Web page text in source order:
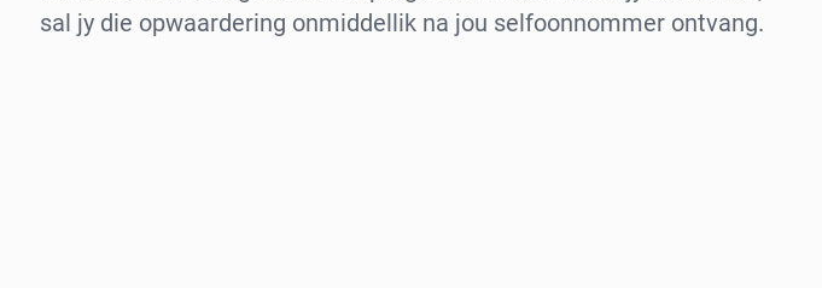
sal jy die opwaardering onmiddellik na jou selfoonnommer ontvang.